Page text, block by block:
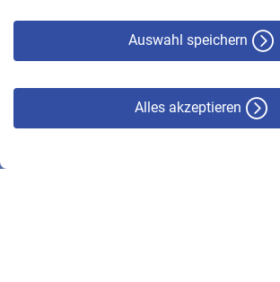
Auswahl speichern
Alles akzeptieren
© VBL 2026